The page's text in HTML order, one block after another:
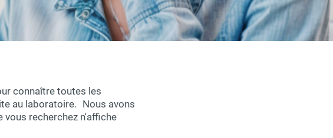
connaître toutes les
au laboratoire. Nous avons
vous recherchez n'affiche